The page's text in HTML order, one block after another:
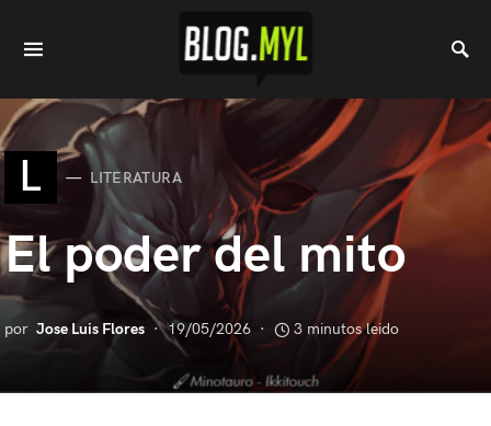
L LITERATURA
El poder del mito
por Jose Luis Flores 19/05/2026 3 minutos leido